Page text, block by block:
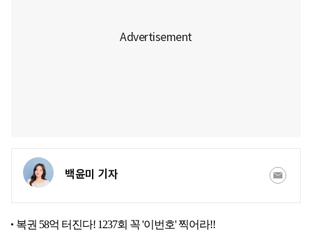
백윤미 기자